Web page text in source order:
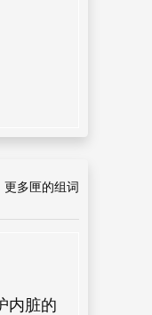
更多匣的组词
内脏的